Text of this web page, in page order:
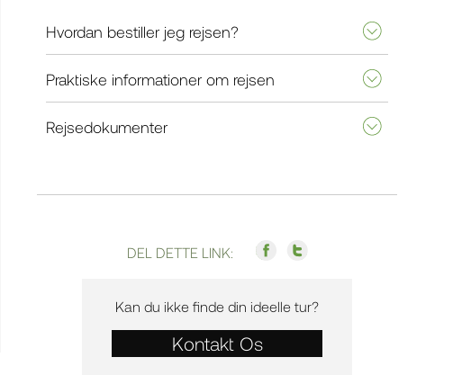
Hvordan bestiller jeg rejsen?
Praktiske informationer om rejsen
Rejsedokumenter
DEL DETTE LINK:
Kan du ikke finde din ideelle tur?
Kontakt Os